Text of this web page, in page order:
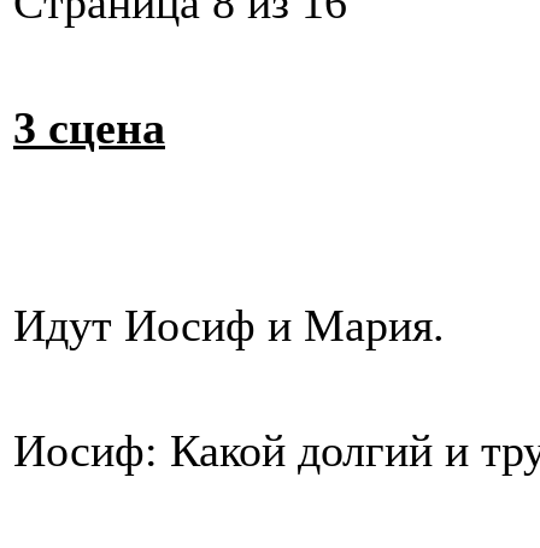
3 сцена
Идут Иосиф и Мария.
Иосиф: Какой долгий и